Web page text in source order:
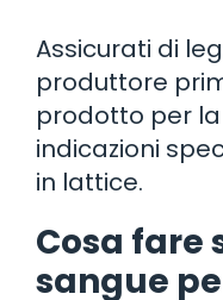
Assicurati di
produttore
prodotto per la
indicazioni
in lattice.
Cosa fare
sangue